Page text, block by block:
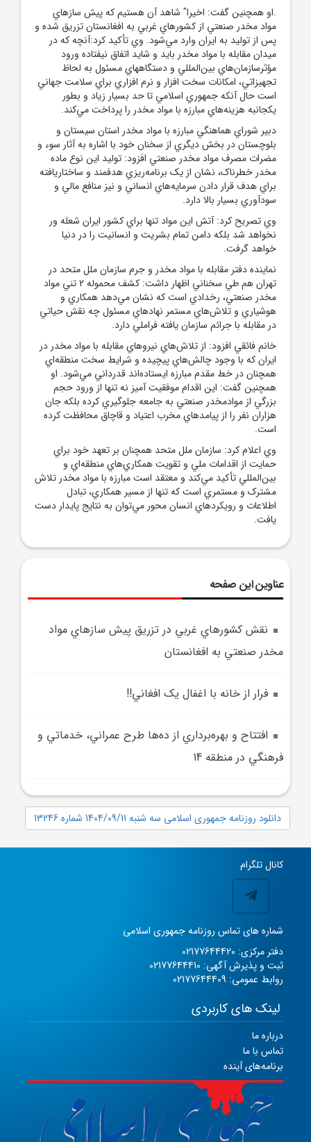
.او همچنين گفت: اخيرا" شاهد آن هستيم که پيش سازهاي
مواد مخدر صنعتي از کشورهاي غربي به افغانستان تزريق شده و
پس از توليد به ايران وارد مي‌شود. وي تأکيد کرد:آنچه که در
ميدان مقابله با مواد مخدر بايد و شايد اتفاق نيفتاده ورود
مؤثرسازمان‌هاي بين‌المللي و دستگاههاي مسئول به لحاظ
تجهيزاتي، امکانات سخت افزار و نرم افزاري براي سلامت جهاني
است حال آنکه جمهوري اسلامي تا حد بسيار زياد و بطور
يکجانبه هزينه‌هاي مبارزه با مواد مخدر را پرداخت مي‌کند.
دبير شوراي هماهنگي مبارزه با مواد مخدر استان سيستان و
بلوچستان در بخش ديگري از سخنان خود با اشاره به آثار سوء و
مضرات مصرف مواد مخدر صنعتي افزود: توليد اين نوع ماده
مخدر خطرناک، نشان از يک برنامه‌ريزي هدفمند و ساختاريافته
براي هدف قرار دادن سرمايه‌هاي انساني و نيز منافع مالي و
سودآوري بسيار بالا دارد.
وي تصريح کرد: آتش اين مواد تنها براي کشور ايران شعله ور
نخواهد شد بلکه دامن تمام بشريت و انسانيت را در دنيا
خواهد گرفت.
نماينده دفتر مقابله با مواد مخدر و جرم سازمان ملل متحد در
تهران هم طي سخناني اظهار داشت: کشف محموله 2 تني مواد
مخدر صنعتي، رخدادي است که نشان مي‌دهد همکاري و
هوشياري و تلاش‌هاي مستمر نهادهاي مسئول چه نقش حياتي
در مقابله با جرائم سازمان يافته فراملي دارد.
خانم فائقي افزود: از تلاش‌هاي نيروهاي مقابله با مواد مخدر در
ايران که با وجود چالش‌هاي پيچيده و شرايط سخت منطقه‌اي
همچنان در خط مقدم مبارزه ايستاده‌اند قدرداني مي‌شود. او
همچنين گفت: اين اقدام موفقيت آميز نه تنها از ورود حجم
بزرگي از موادمخدر صنعتي به جامعه جلوگيري کرده بلکه جان
هزاران نفر را از پيامدهاي مخرب اعتياد و قاچاق محافظت کرده
است.
وي اعلام کرد: سازمان ملل متحد همچنان بر تعهد خود براي
حمايت از اقدامات ملي و تقويت همکاري‌هاي منطقه‌اي و
بين‌المللي تأکيد مي‌کند و معتقد است مبارزه با مواد مخدر تلاش
مشترک و مستمري است که تنها از مسير همکاري، تبادل
اطلاعات و رويکردهاي انسان محور مي‌توان به نتايج پايدار دست
يافت.
عناوین این صفحه
نقش کشورهاي غربي در تزريق پيش سازهاي مواد
مخدر صنعتي به افغانستان
فرار از خانه با اغفال يک افغاني!!
افتتاح و بهره‌برداري از ده‌ها طرح عمراني، خدماتي و
فرهنگي در منطقه 14
دانلود روزنامه جمهوری اسلامی سه شنبه 1404/09/11 شماره 13246
کانال تلگرام
شماره های تماس روزنامه جمهوری اسلامی
دفتر مرکزی: 02177644420
ثبت و پذیرش آگهی: 02177644410
روابط عمومی: 02177644409
لینک های کاربردی
درباره ما
تماس با ما
برنامه‌های آینده